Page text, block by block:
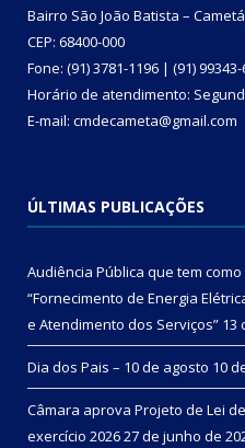
Bairro São João Batista –
CEP: 68400-000
Fone: (91) 3781-1196 | (91) 99343-
Horário de atendimento:
E-mail: cmdecameta@gmail.com
ÚLTIMAS PUBLICAÇÕES
Audiência Pública que tem
“Fornecimento de Energia
e Atendimento dos Serviços” 13
Dia dos Pais – 10 de agosto 10
Câmara aprova Projeto de Lei
exercício 202627 de junho de